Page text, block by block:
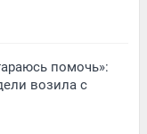
помочь»:
возила с